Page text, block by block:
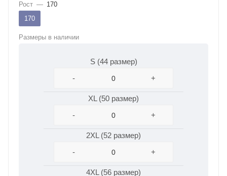
Рост — 170
170
Размеры в наличии
S (44 размер)
-
+
XL (50 размер)
-
+
2XL (52 размер)
-
+
4XL (56 размер)